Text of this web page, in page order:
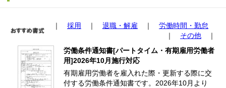
｜ 採用 ｜ 退職・解雇 ｜ 労働時間・勤怠
｜ その他 ｜
労働条件通知書[パートタイム・有期雇用労働者
用]2026年10月施行対応
有期雇用労働者を雇入れた際・更新する際に交
付する労働条件通知書です。2026年10月より